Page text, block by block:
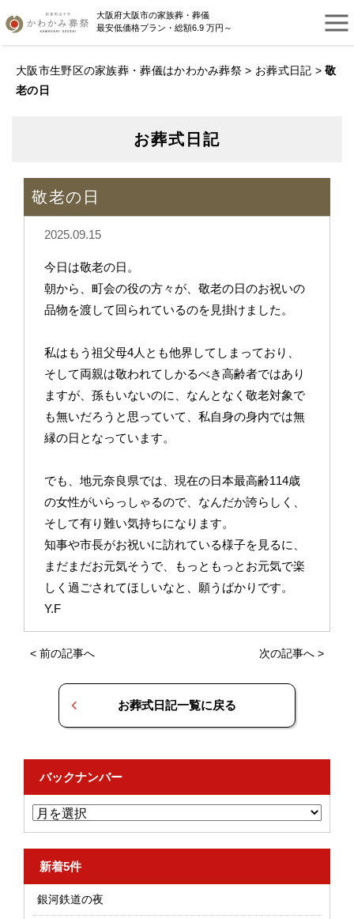
大阪府大阪市の家族葬・葬儀
最安低価格プラン・総額6.9 万円～
大阪市生野区の家族葬・葬儀はかわかみ葬祭 > お葬式日記 >敬
老の日
お葬式日記
敬老の日
2025.09.15
今日は敬老の日。
朝から、町会の役の方々が、敬老の日のお祝いの
品物を渡して回られているのを見掛けました。
私はもう祖父母4人とも他界してしまっており、
そして両親は敬われてしかるべき高齢者ではあり
ますが、孫もいないのに、なんとなく敬老対象で
も無いだろうと思っていて、私自身の身内では無
縁の日となっています。
でも、地元奈良県では、現在の日本最高齢114歳
の女性がいらっしゃるので、なんだか誇らしく、
そして有り難い気持ちになります。
知事や市長がお祝いに訪れている様子を見るに、
まだまだお元気そうで、もっともっとお元気で楽
しく過ごされてほしいなと、願うばかりです。
Y.F
< 前の記事へ 次の記事へ >
お葬式日記一覧に戻る
バックナンバー
新着5件
銀河鉄道の夜